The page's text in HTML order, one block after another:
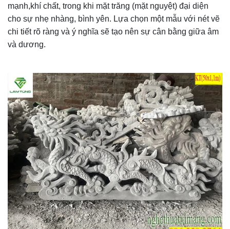
mạnh,khí chất, trong khi mặt trăng (mặt nguyệt) đại diện
cho sự nhẹ nhàng, bình yên. Lựa chọn một mẫu với nét vẽ
chi tiết rõ ràng và ý nghĩa sẽ tạo nên sự cân bằng giữa âm
và dương.